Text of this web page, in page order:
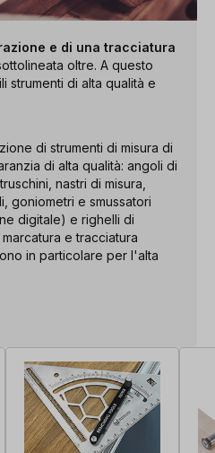
e di una tracciatura
oltre. A questo
strumenti di alta qualità e
di strumenti di misura di
di alta qualità: angoli di
nastri di misura,
goniometri e smussatori
digitale) e righelli di
e tracciatura
in particolare per l'alta